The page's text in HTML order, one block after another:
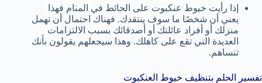
إذا رأيت خيوط عنكبوت على الحائط في المنام فهذا
يعني أن شخصًا ما سوف ينتقدك. فهناك احتمال أن تهمل
منزلك أو أفراد عائلتك أو أصدقائك بسبب الالتزامات
العديدة التي تقع على كاهلك. وهذا سيجعلهم يقولون بأنك
تنساهم.
تفسير الحلم بتنظيف خيوط العنكبوت